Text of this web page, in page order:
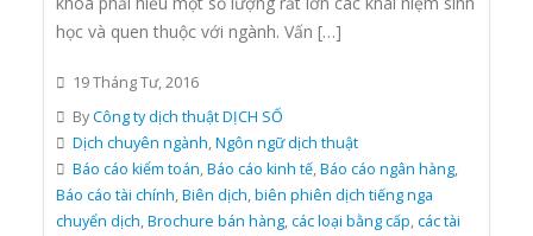
học và quen thuộc với ngành. Vấn […]
19 Tháng Tư, 2016
ByCông ty dịch thuật DỊCH SỐ
Dịch chuyên ngành,Ngôn ngữ dịch thuật
Báo cáo kiểm toán,Báo cáo kinh tế,Báo cáo ngân hàng,
Báo cáo tài chính,Biên dịch,biên phiên dịch tiếng nga
chuyển dịch,Brochure bán hàng,các loại bằng cấp,các tài